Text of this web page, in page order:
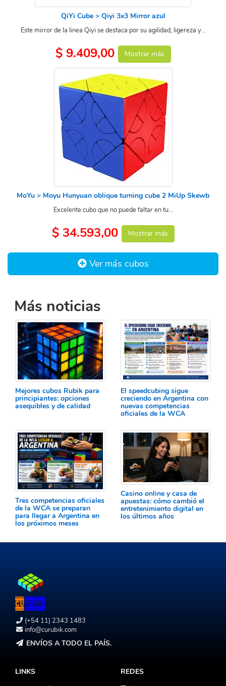
QiYi Cube > Qiyi 3x3 Mirror azul
Este mirror de la linea Qiyi se destaca por su agilidad, ligereza y...
$ 9.409,00 Mostrar más
MoYu > Moyu Hunyuan oblique turning cube 2 MiUp Skewb
Excelente cubo que no puede faltar en tu...
$ 34.593,00 Mostrar más
Ver más cubos
Más noticias
Mejores cubos Rubik para
principiantes: opciones
asequibles y de calidad
El speedcubing sigue
creciendo en Argentina con
nuevas competencias
oficiales de la WCA
Tres competencias oficiales
de la WCA se preparan
para llegar a Argentina en
los próximos meses
Casino online y casa de
apuestas: cómo cambió el
entretenimiento digital en
los últimos años
(+54 11) 2343 1483
info@curubik.com
ENVÍOS A TODO EL PAÍS.
LINKS REDES